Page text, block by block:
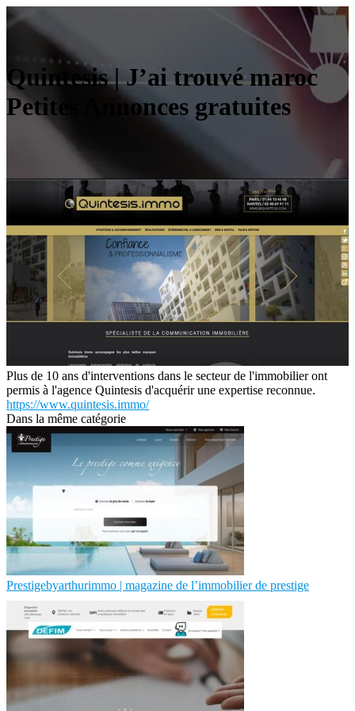
Quintesis | J’ai trouvé maroc
Petites Annonces gratuites
Plus de 10 ans d'interventions dans le secteur de l'immobilier ont
permis à l'agence Quintesis d'acquérir une expertise reconnue.
https://www.quintesis.immo/
Dans la même catégorie
Prestigebyarthurimmo | magazine de l’immobilier de prestige